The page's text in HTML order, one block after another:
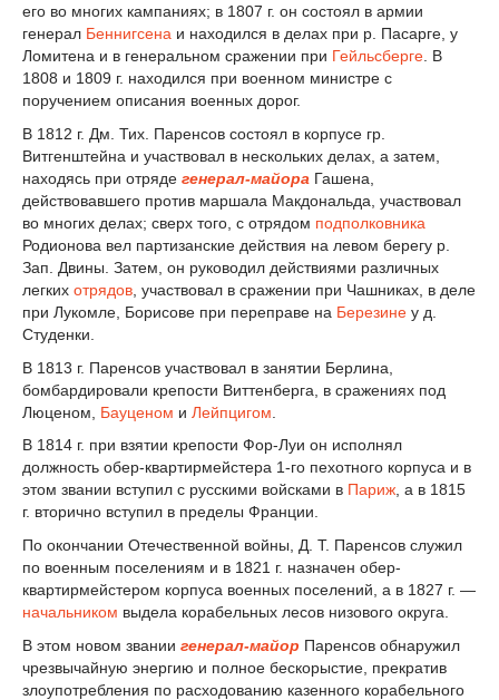
его во многих кампаниях; в 1807 г. он состоял в армии
генерал Беннигсена и находился в делах при р. Пасарге, у
Ломитена и в генеральном сражении при Гейльсберге . В
1808 и 1809 г. находился при военном министре с
поручением описания военных дорог.
В 1812 г. Дм. Тих. Паренсов состоял в корпусе гр.
Витгенштейна и участвовал в нескольких делах, а затем,
находясь при отряде генерал-майора Гашена,
действовавшего против маршала Макдональда, участвовал
во многих делах; сверх того, с отрядом подполковника
Родионова вел партизанские действия на левом берегу р.
Зап. Двины. Затем, он руководил действиями различных
легких отрядов , участвовал в сражении при Чашниках, в деле
при Лукомле, Борисове при переправе на Березине у д.
Студенки.
В 1813 г. Паренсов участвовал в занятии Берлина,
бомбардировали крепости Виттенберга, в сражениях под
Люценом, Бауценом и Лейпцигом
В 1814 г. при взятии крепости Фор-Луи он исполнял
должность обер-квартирмейстера 1-го пехотного корпуса и в
этом звании вступил с русскими войсками в Париж, а в 1815
г. вторично вступил в пределы Франции.
По окончании Отечественной войны, Д. Т. Паренсов служил
по военным поселениям и в 1821 г. назначен обер-
квартирмейстером корпуса военных поселений, а в 1827 г. —
начальником выдела корабельных лесов низового округа.
В этом новом звании генерал-майор Паренсов обнаружил
чрезвычайную энергию и полное бескорыстие, прекратив
злоупотребления по расходованию казенного корабельного